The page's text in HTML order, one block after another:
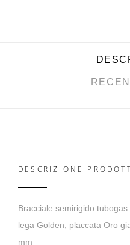
DESCRIZIONE
Bracciale semirigido
lega Golden, placcata Oro
mm